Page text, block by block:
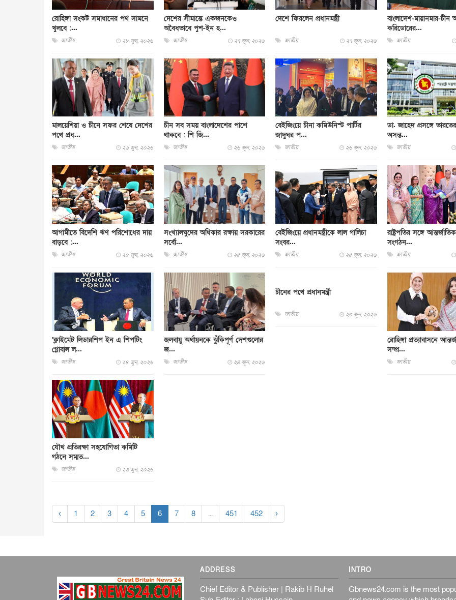
রোহিঙ্গা সংকট সমাধানের পথ সামনে
খুলবে :...
জাতীয় ২৮ জুন, ২০২৬
দেশের সীমান্তে একজনকেও
অবৈধভাবে পুশ-ইন হ...
জাতীয় ২৭ জুন, ২০২৬
দেশে ফিরলেন প্রধানমন্ত্রী
জাতীয় ২৭ জুন, ২০২৬
বাংলাদেশ-মায়ানমার-চীন
করিডোরের...
জাতীয়
মালয়েশিয়া ও চীনে সফর শেষে দেশের
পথে প্রধ...
জাতীয় ২৬ জুন, ২০২৬
চীন সব সময় বাংলাদেশের পাশে
থাকবে : শি জি...
জাতীয় ২৬ জুন, ২০২৬
বেইজিংয়ে চীনা কমিউনিস্ট পার্টির
জাদুঘর প...
জাতীয় ২৬ জুন, ২০২৬
ডা. জাহেদ প্রসঙ্গে ভারতের
অসন্ত...
জাতীয়
আগামীতে বিদেশি ঋণ পরিশোধের দায়
বাড়বে :...
জাতীয় ২৫ জুন, ২০২৬
সংখ্যালঘুদের অধিকার রক্ষায় সরকারের
সর্বো...
জাতীয় ২৫ জুন, ২০২৬
বেইজিংয়ে প্রধানমন্ত্রীকে লাল গালিচা
সংবর...
জাতীয় ২৫ জুন, ২০২৬
রাষ্ট্রপতির সঙ্গে
সংগঠন...
জাতীয়
‘ক্লাইমেট লিডারশিপ ইন এ শিপটিং
গ্লোবাল ল...
জাতীয় ২৪ জুন, ২০২৬
জলবায়ু অর্থায়নকে ঝুঁকিপূর্ণ দেশগুলোর
জ...
জাতীয় ২৪ জুন, ২০২৬
চীনের পথে প্রধানমন্ত্রী
জাতীয় ২৩ জুন, ২০২৬
রোহিঙ্গা প্রত্যাবাসনে
সম্প্র...
জাতীয়
যৌথ প্রতিরক্ষা সহযোগিতা কমিটি
গঠনে সম্মত...
জাতীয় ২৩ জুন, ২০২৬
‹ 1 2 3 4 5 6 7 8 ... 451 452 ›
ADDRESS
Chief Editor & Publisher | Rakib H Ruhel
INTRO
Gbnews24.com is the most